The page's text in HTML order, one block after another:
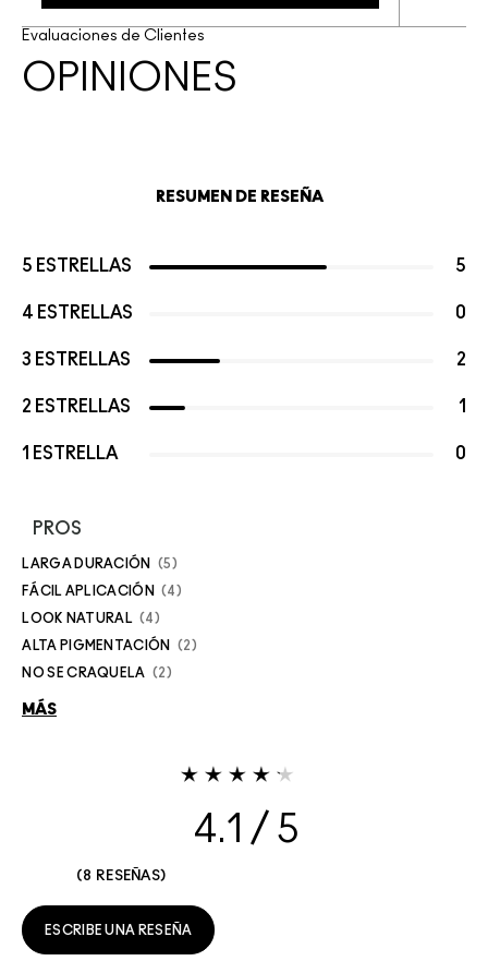
Evaluaciones de Clientes
OPINIONES
RESUMEN DE RESEÑA
5 ESTRELLAS 5
4 ESTRELLAS 0
3 ESTRELLAS 2
2 ESTRELLAS 1
1 ESTRELLA 0
PROS
LARGA DURACIÓN 5
FÁCIL APLICACIÓN 4
LOOK NATURAL 4
ALTA PIGMENTACIÓN 2
NO SE CRAQUELA 2
MÁS
4.1
8 RESEÑAS
ESCRIBE UNA RESEÑA